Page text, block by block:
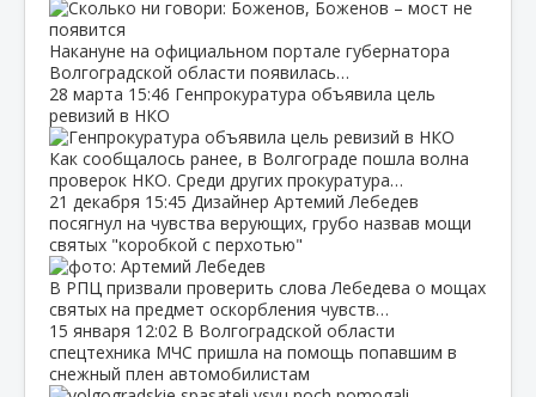
Накануне на официальном портале губернатора
Волгоградской области появилась…
28 марта 15:46 Генпрокуратура объявила цель
ревизий в НКО
Как сообщалось ранее, в Волгограде пошла волна
проверок НКО. Среди других прокуратура…
21 декабря 15:45 Дизайнер Артемий Лебедев
посягнул на чувства верующих, грубо назвав мощи
святых "коробкой с перхотью"
В РПЦ призвали проверить слова Лебедева о мощах
святых на предмет оскорбления чувств…
15 января 12:02 В Волгоградской области
спецтехника МЧС пришла на помощь попавшим в
снежный плен автомобилистам